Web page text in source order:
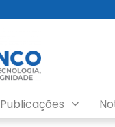
Publicações